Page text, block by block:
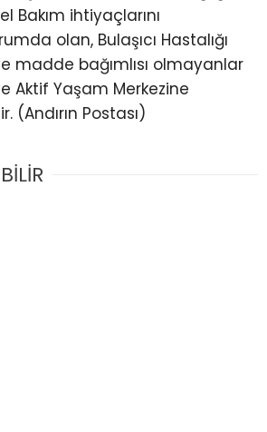
Bakım ihtiyaçlarını
olan, Bulaşıcı Hastalığı
madde bağımlısı olmayanlar
Aktif Yaşam Merkezine
(Andırın Postası)